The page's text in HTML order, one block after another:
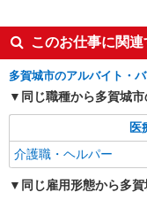
キープ
派遣社員
株式会社kotrio /●SD-H-
【多
デ
通費
このお仕事に関
多賀城市のアルバイト・
同じ職種から多賀城
医
介護職・ヘルパー
同じ雇用形態から多